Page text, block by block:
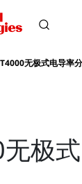
无极式电导率
极